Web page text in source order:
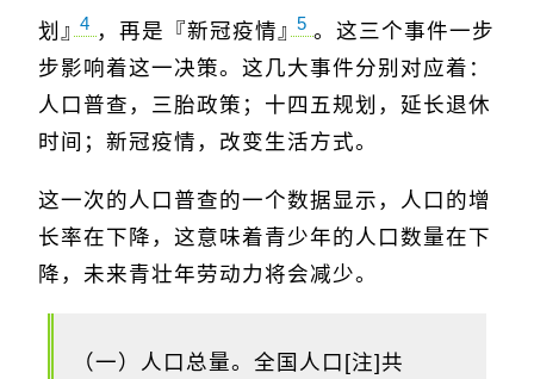
划』4 ，再是『新冠疫情』5 。这三个事件一步
步影响着这一决策。这几大事件分别对应着：
人口普查，三胎政策；十四五规划，延长退休
时间；新冠疫情，改变生活方式。
这一次的人口普查的一个数据显示，人口的增
长率在下降，这意味着青少年的人口数量在下
降，未来青壮年劳动力将会减少。
（一）人口总量。全国人口[注]共